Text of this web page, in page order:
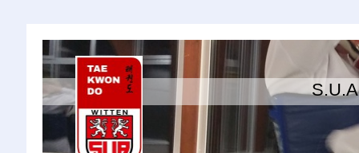
S.U.A